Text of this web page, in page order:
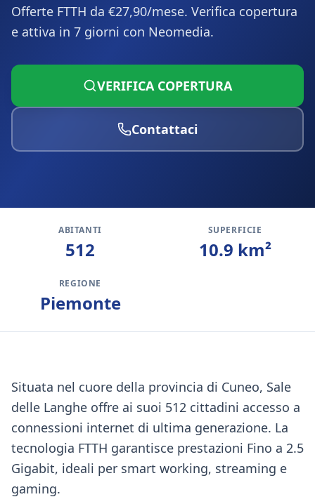
Offerte FTTH da €27,90/mese. Verifica copertura
e attiva in 7 giorni con Neomedia.
VERIFICA COPERTURA
Contattaci
ABITANTI
512
SUPERFICIE
10.9 km²
REGIONE
Piemonte
Situata nel cuore della provincia di Cuneo, Sale
delle Langhe offre ai suoi 512 cittadini accesso a
connessioni internet di ultima generazione. La
tecnologia FTTH garantisce prestazioni Fino a 2.5
Gigabit, ideali per smart working, streaming e
gaming.